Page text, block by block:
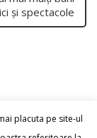
și spectacole
placuta pe site-ul